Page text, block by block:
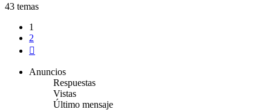
43 temas
1
2
Anuncios
Respuestas
Vistas
Último mensaje